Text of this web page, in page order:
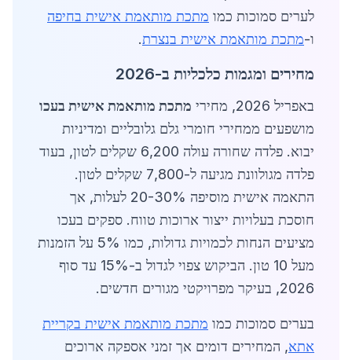
לערים סמוכות כמו מתכת מותאמת אישית בחיפה
ו-מתכת מותאמת אישית בנצרת.
מחירים ומגמות כלכליות ב-2026
באפריל 2026, מחירי
מתכת מותאמת אישית בעכו
מושפעים ממחירי חומרי גלם גלובליים ומדיניות
יבוא. פלדה שחורה עולה 6,200 שקלים לטון, בעוד
פלדה מגולוונת מגיעה ל-7,800 שקלים לטון.
התאמה אישית מוסיפה 20-30% לעלות, אך
חוסכת בעלויות ייצור ארוכות טווח. ספקים בעכו
מציעים הנחות לכמויות גדולות, כמו 5% על הזמנות
מעל 10 טון. הביקוש צפוי לגדול ב-15% עד סוף
2026, בעיקר מפרויקטי מגורים חדשים.
בערים סמוכות כמו מתכת מותאמת אישית בקריית
אתא, המחירים דומים אך זמני אספקה ארוכים